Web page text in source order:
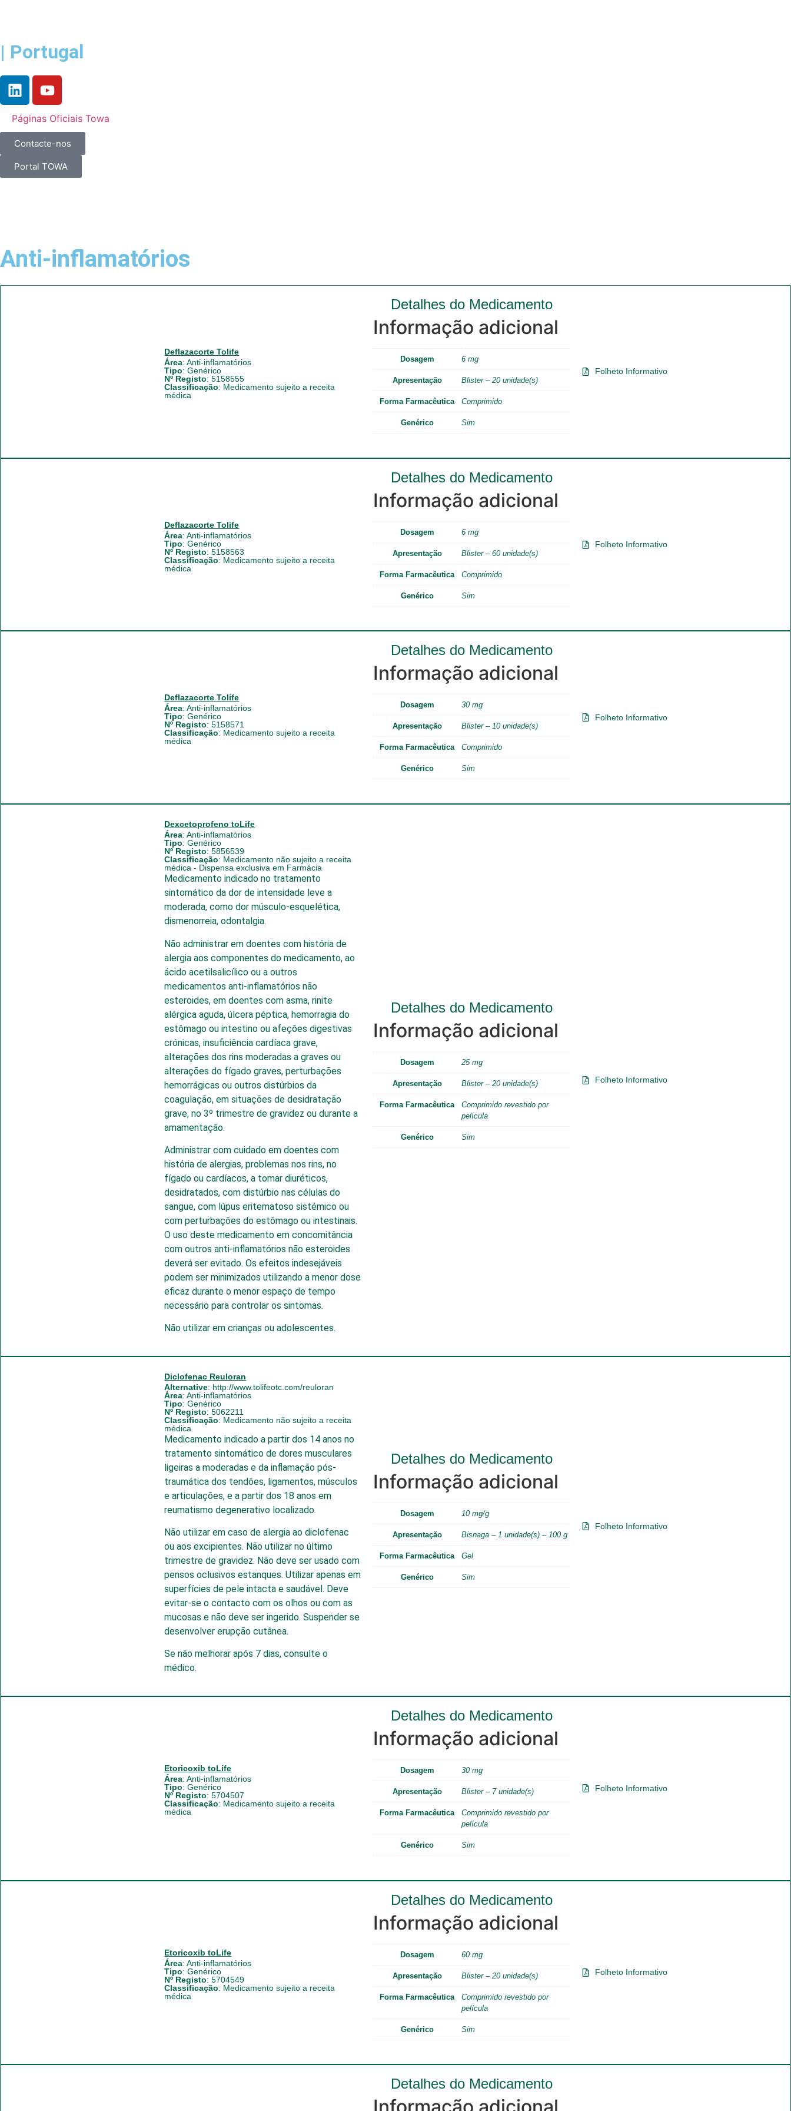
| Portugal
Páginas Oficiais Towa
Contacte-nos
Portal TOWA
Anti-inflamatórios
Deflazacorte Tolife
Área:Anti-inflamatórios
Tipo:Genérico
Nº Registo: 5158555
Classificação: Medicamento sujeito a receita
médica
Detalhes do Medicamento
Informação adicional
Dosagem 6 mg
Apresentação Blister – 20 unidade(s)
Forma Farmacêutica Comprimido
Genérico Sim
Folheto Informativo
Deflazacorte Tolife
Área:Anti-inflamatórios
Tipo:Genérico
Nº Registo: 5158563
Classificação: Medicamento sujeito a receita
médica
Detalhes do Medicamento
Informação adicional
Dosagem 6 mg
Apresentação Blister – 60 unidade(s)
Forma Farmacêutica Comprimido
Genérico Sim
Folheto Informativo
Deflazacorte Tolife
Área:Anti-inflamatórios
Tipo:Genérico
Nº Registo: 5158571
Classificação: Medicamento sujeito a receita
médica
Detalhes do Medicamento
Informação adicional
Dosagem 30 mg
Apresentação Blister – 10 unidade(s)
Forma Farmacêutica Comprimido
Genérico Sim
Folheto Informativo
Dexcetoprofeno toLife
Área:Anti-inflamatórios
Tipo:Genérico
Nº Registo: 5856539
Classificação: Medicamento não sujeito a receita
médica - Dispensa exclusiva em Farmácia
Medicamento indicado no tratamento
sintomático da dor de intensidade leve a
moderada, como dor músculo-esquelética,
dismenorreia, odontalgia.
Não administrar em doentes com história de
alergia aos componentes do medicamento, ao
ácido acetilsalicílico ou a outros
medicamentos anti-inflamatórios não
esteroides, em doentes com asma, rinite
alérgica aguda, úlcera péptica, hemorragia do
estômago ou intestino ou afeções digestivas
crónicas, insuficiência cardíaca grave,
alterações dos rins moderadas a graves ou
alterações do fígado graves, perturbações
hemorrágicas ou outros distúrbios da
coagulação, em situações de desidratação
grave, no 3º trimestre de gravidez ou durante a
amamentação.
Administrar com cuidado em doentes com
história de alergias, problemas nos rins, no
fígado ou cardíacos, a tomar diuréticos,
desidratados, com distúrbio nas células do
sangue, com lúpus eritematoso sistémico ou
com perturbações do estômago ou intestinais.
O uso deste medicamento em concomitância
com outros anti-inflamatórios não esteroides
deverá ser evitado. Os efeitos indesejáveis
podem ser minimizados utilizando a menor dose
eficaz durante o menor espaço de tempo
necessário para controlar os sintomas.
Não utilizar em crianças ou adolescentes.
Detalhes do Medicamento
Informação adicional
Dosagem 25 mg
Apresentação Blister – 20 unidade(s)
Forma Farmacêutica
Comprimido revestido por
película
Genérico Sim
Folheto Informativo
Diclofenac Reuloran
Alternative: http://www.tolifeotc.com/reuloran
Área:Anti-inflamatórios
Tipo:Genérico
Nº Registo: 5062211
Classificação: Medicamento não sujeito a receita
médica
Medicamento indicado a partir dos 14 anos no
tratamento sintomático de dores musculares
ligeiras a moderadas e da inflamação pós-
traumática dos tendões, ligamentos, músculos
e articulações, e a partir dos 18 anos em
reumatismo degenerativo localizado.
Não utilizar em caso de alergia ao diclofenac
ou aos excipientes. Não utilizar no último
trimestre de gravidez. Não deve ser usado com
pensos oclusivos estanques. Utilizar apenas em
superfícies de pele intacta e saudável. Deve
evitar-se o contacto com os olhos ou com as
mucosas e não deve ser ingerido. Suspender se
desenvolver erupção cutânea.
Se não melhorar após 7 dias, consulte o
médico.
Detalhes do Medicamento
Informação adicional
Dosagem 10 mg/g
Apresentação Bisnaga – 1 unidade(s) – 100 g
Forma Farmacêutica Gel
Genérico Sim
Folheto Informativo
Etoricoxib toLife
Área:Anti-inflamatórios
Tipo:Genérico
Nº Registo: 5704507
Classificação: Medicamento sujeito a receita
médica
Detalhes do Medicamento
Informação adicional
Dosagem 30 mg
Apresentação Blister – 7 unidade(s)
Forma Farmacêutica
Comprimido revestido por
película
Genérico Sim
Folheto Informativo
Etoricoxib toLife
Área:Anti-inflamatórios
Tipo:Genérico
Nº Registo: 5704549
Classificação: Medicamento sujeito a receita
médica
Detalhes do Medicamento
Informação adicional
Dosagem 60 mg
Apresentação Blister – 20 unidade(s)
Forma Farmacêutica
Comprimido revestido por
película
Genérico Sim
Folheto Informativo
Detalhes do Medicamento